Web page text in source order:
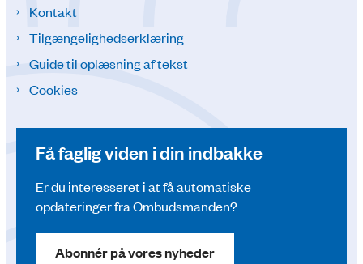
Kontakt
Tilgængelighedserklæring
Guide til oplæsning af tekst
Cookies
Få faglig viden i din indbakke
Er du interesseret i at få automatiske
opdateringer fra Ombudsmanden?
Abonnér på vores nyheder